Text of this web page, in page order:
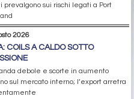
prevalgono sui rischi legati a Port
2026
COILS A CALDO SOTTO
debole e scorte in aumento
sul mercato interno; l’export arretra